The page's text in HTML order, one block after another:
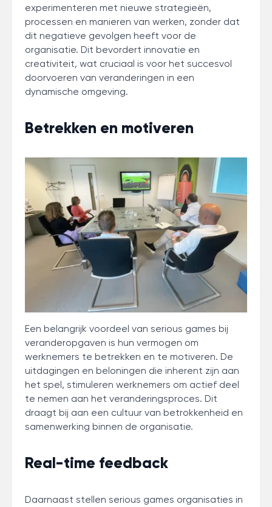
experimenteren met nieuwe strategieën,
processen en manieren van werken, zonder dat
dit negatieve gevolgen heeft voor de
organisatie. Dit bevordert innovatie en
creativiteit, wat cruciaal is voor het succesvol
doorvoeren van veranderingen in een
dynamische omgeving.
Betrekken en motiveren
Een belangrijk voordeel van serious games bij
veranderopgaven is hun vermogen om
werknemers te betrekken en te motiveren. De
uitdagingen en beloningen die inherent zijn aan
het spel, stimuleren werknemers om actief deel
te nemen aan het veranderingsproces. Dit
draagt bij aan een cultuur van betrokkenheid en
samenwerking binnen de organisatie.
Real-time feedback
Daarnaast stellen serious games organisaties in